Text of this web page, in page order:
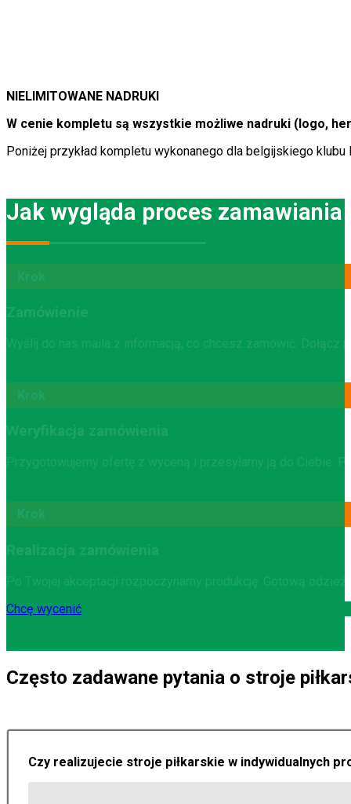
NIELIMITOWANE NADRUKI
W cenie kompletu są wszystkie możliwe nadruki (logo,
Poniżej przykład kompletu wykonanego dla belgijskiego klubu
Jak wygląda proces zamawiania
Krok
Zamówienie
Wyślij do nas maila z informacją, co chcesz zamówić.
Krok
Weryfikacja zamówienia
Przygotowujemy ofertę z wyceną i przesyłamy ją do Ciebie.
Krok
Realizacja zamówienia
Po Twojej akceptacji rozpoczynamy produkcję. Gotową
Chcę wycenić
Często zadawane pytania o stroje
Czy realizujecie stroje piłkarskie w indywidualnych